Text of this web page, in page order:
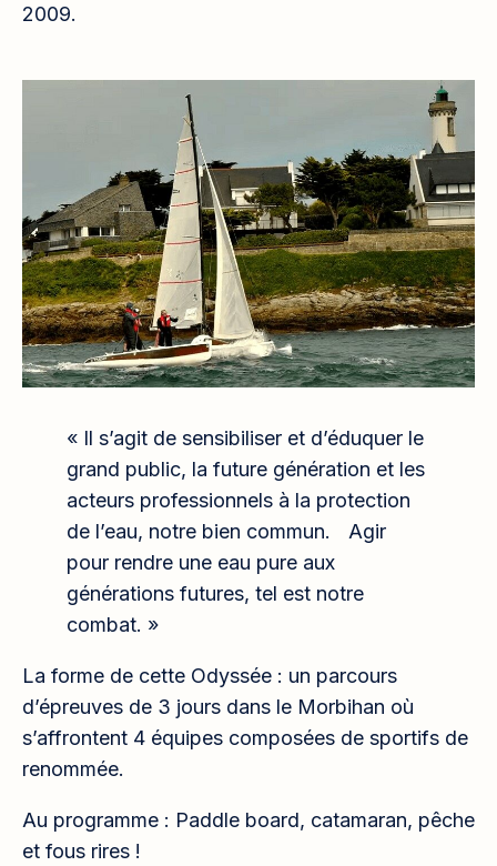
2009.
« Il s’agit de sensibiliser et d’éduquer le
grand public, la future génération et les
acteurs professionnels à la protection
de l’eau, notre bien commun. Agir
pour rendre une eau pure aux
générations futures, tel est notre
combat. »
La forme de cette Odyssée : un parcours
d’épreuves de 3 jours dans le Morbihan où
s’affrontent 4 équipes composées de sportifs de
renommée.
Au programme : Paddle board, catamaran, pêche
et fous rires !